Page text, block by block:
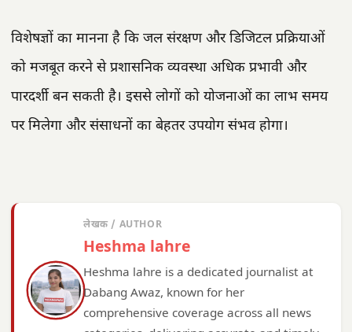
विशेषज्ञों का मानना है कि जल संरक्षण और डिजिटल प्रक्रियाओं
को मजबूत करने से प्रशासनिक व्यवस्था अधिक प्रभावी और
पारदर्शी बन सकती है। इससे लोगों को योजनाओं का लाभ समय
पर मिलेगा और संसाधनों का बेहतर उपयोग संभव होगा।
लेखक / AUTHOR
Heshma lahre
Heshma lahre is a dedicated journalist at
Dabang Awaz, known for her
comprehensive coverage across all news